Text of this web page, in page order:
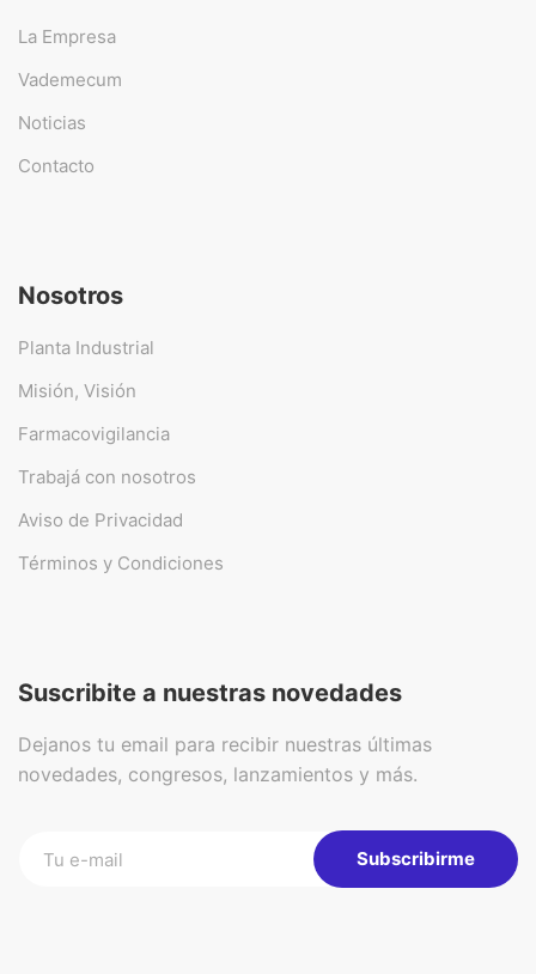
La Empresa
Vademecum
Noticias
Contacto
Nosotros
Planta Industrial
Misión, Visión
Farmacovigilancia
Trabajá con nosotros
Aviso de Privacidad
Términos y Condiciones
Suscribite a nuestras novedades
Dejanos tu email para recibir nuestras últimas
novedades, congresos, lanzamientos y más.
Subscribirme